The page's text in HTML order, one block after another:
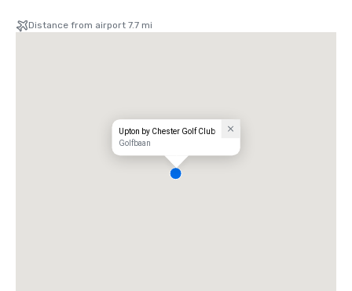
Distance from airport 7.7 mi
Upton by Chester Golf Club
Golfbaan